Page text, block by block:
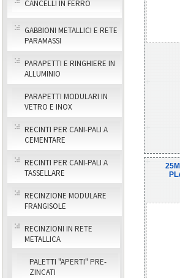
CANCELLI IN FERRO
GABBIONI METALLICI E RETE
PARAMASSI
PARAPETTI E RINGHIERE IN
ALLUMINIO
PARAPETTI MODULARI IN
VETRO E INOX
RECINTI PER CANI-PALI A
CEMENTARE
RECINTI PER CANI-PALI A
TASSELLARE
RECINZIONE MODULARE
FRANGISOLE
RECINZIONI IN RETE
METALLICA
PALETTI "APERTI" PRE-
ZINCATI